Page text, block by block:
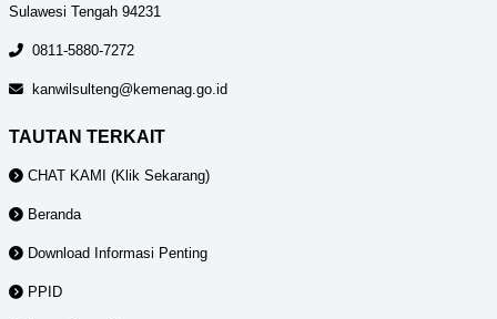
Sulawesi Tengah 94231
0811-5880-7272
kanwilsulteng@kemenag.go.id
TAUTAN TERKAIT
CHAT KAMI (Klik Sekarang)
Beranda
Download Informasi Penting
PPID